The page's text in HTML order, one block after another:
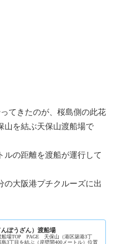
てきたのが、桜島側の此花
山を結ぶ天保山渡船場で
ルの距離を渡船が運行して
の大阪港プチクルーズに出
ぽうざん）渡船場
船場TOP PAGE 天保山（港区築港3丁
島3丁目を結ぶ（岸壁間400メートル）位置